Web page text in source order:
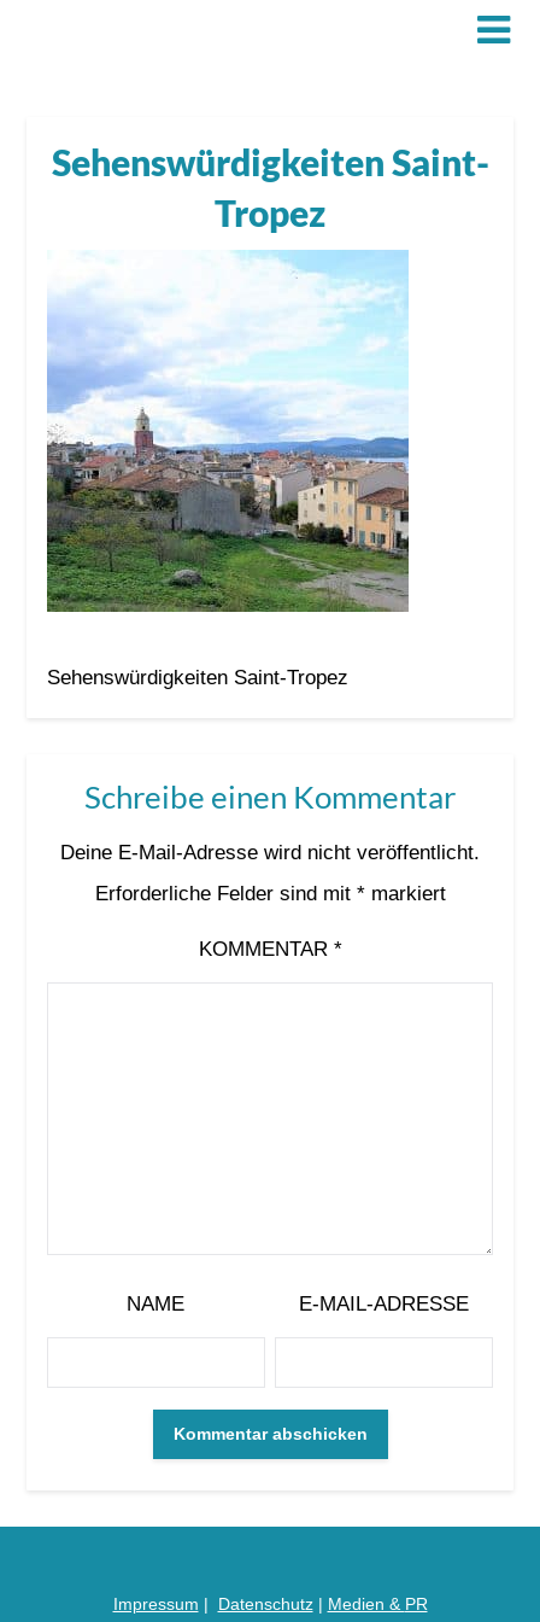
Sehenswürdigkeiten Saint-
Tropez
Sehenswürdigkeiten Saint-Tropez
Schreibe einen Kommentar
Deine E-Mail-Adresse wird nicht veröffentlicht.
Erforderliche Felder sind mit *markiert
KOMMENTAR *
NAME E-MAIL-ADRESSE
Impressum | Datenschutz| Medien & PR